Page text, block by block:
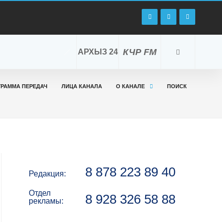
КЧР FM
АРХЫЗ 24
ПЕРЕДАЧ ЛИЦА КАНАЛА О КАНАЛЕ
ПОИСК
Редакция: 8 878 223 89 40
Отдел
рекламы:
8 928 326 58 88